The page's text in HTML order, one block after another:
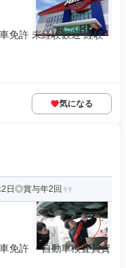
免許 未経験歓迎 経験
気になる
日◎賞与年2回
免許 ・自動車検査員資